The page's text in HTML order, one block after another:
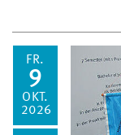
FR.
9
OKT.
2026